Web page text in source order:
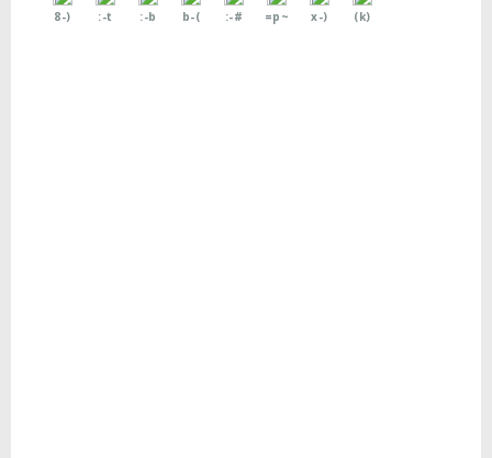
8-) :-t :-b b-( :-# =p~ x-) (k)